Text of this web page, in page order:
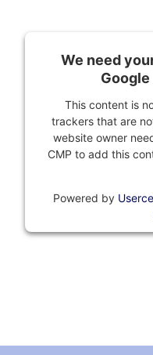
We need
This content is
trackers that are
website owner
CMP to add this
Powered by